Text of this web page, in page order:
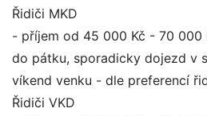
Řidiči MKD
- příjem od 45 000 Kč - 70 000
do pátku, sporadicky dojezd v
víkend venku - dle preferencí
Řidiči VKD